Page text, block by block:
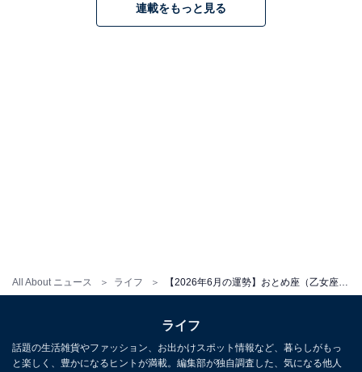
All About ニュース ライフ
連載をもっと見る
ライフ
話題の生活雑貨やファッション、お出かけスポット情報など、暮らしがもっ
と楽しく、豊かになるヒントが満載。編集部が独自調査した、気になる他人